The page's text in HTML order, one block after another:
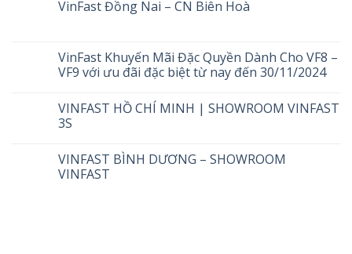
VinFast Đồng Nai – CN Biên Hoà
VinFast Khuyến Mãi Đặc Quyền Dành Cho VF8 –
VF9 với ưu đãi đặc biệt từ nay đến 30/11/2024
VINFAST HỒ CHÍ MINH | SHOWROOM VINFAST
3S
VINFAST BÌNH DƯƠNG – SHOWROOM
VINFAST